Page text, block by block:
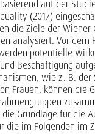
auf der
(2017)
die Ziele der Wiener
analysiert. Vor dem
potentielle
Beschäftigung
wie z. B. der
Frauen, können die
Grundlage für die
die im Folgenden im